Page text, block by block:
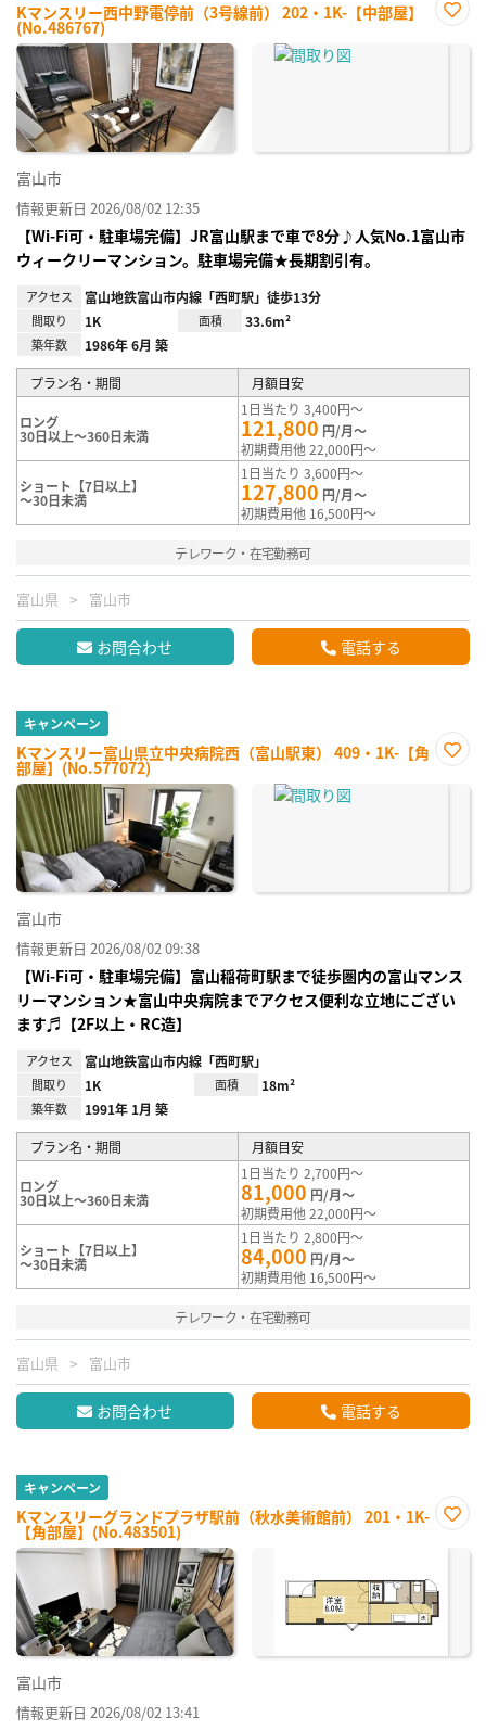
Kマンスリー西中野電停前（3号線前） 202・1K-【中部屋】
(No.486767)
に入
富山市
情報更新日 2026/08/02 12:35
【Wi-Fi可・駐車場完備】JR富山駅まで車で8分♪人気No.1富山市
ウィークリーマンション。駐車場完備★長期割引有。
アクセス 富山地鉄富山市内線「西町駅」徒歩13分
間取り 1K 面積 33.6m²
築年数 1986年 6月 築
プラン名・期間 月額目安
ロング
30日以上～360日未満
1日当たり 3,400円～
121,800 円/月～
初期費用他 22,000円～
ショート【7日以上】
～30日未満
1日当たり 3,600円～
127,800 円/月～
初期費用他 16,500円～
テレワーク・在宅勤務可
富山県 富山市
お問合わせ 電話する
キャンペーン
Kマンスリー富山県立中央病院西（富山駅東） 409・1K-【角
部屋】(No.577072)
に入
富山市
情報更新日 2026/08/02 09:38
【Wi-Fi可・駐車場完備】富山稲荷町駅まで徒歩圏内の富山マンス
リーマンション★富山中央病院までアクセス便利な立地にござい
ます♬【2F以上・RC造】
アクセス 富山地鉄富山市内線「西町駅」
間取り 1K 面積 18m²
築年数 1991年 1月 築
プラン名・期間 月額目安
ロング
30日以上～360日未満
1日当たり 2,700円～
81,000 円/月～
初期費用他 22,000円～
ショート【7日以上】
～30日未満
1日当たり 2,800円～
84,000 円/月～
初期費用他 16,500円～
テレワーク・在宅勤務可
富山県 富山市
お問合わせ 電話する
キャンペーン
Kマンスリーグランドプラザ駅前（秋水美術館前） 201・1K-
【角部屋】(No.483501)
に入
録
富山市
情報更新日 2026/08/02 13:41